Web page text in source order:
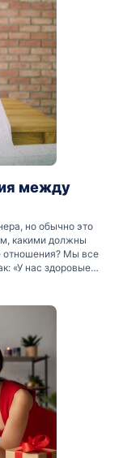
между
но обычно это
какими должны
отношения? Мы все
«У нас здоровые